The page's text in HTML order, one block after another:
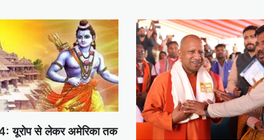
यूरोप से लेकर अमेरिका तक